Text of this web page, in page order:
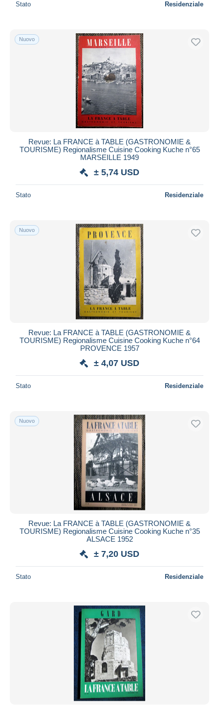
Stato Residenziale
Nuovo
Revue: La FRANCE à TABLE (GASTRONOMIE &
TOURISME) Regionalisme Cuisine Cooking Kuche n°65
MARSEILLE 1949
± 5,74 USD
Stato Residenziale
Nuovo
Revue: La FRANCE à TABLE (GASTRONOMIE &
TOURISME) Regionalisme Cuisine Cooking Kuche n°64
PROVENCE 1957
± 4,07 USD
Stato Residenziale
Nuovo
Revue: La FRANCE à TABLE (GASTRONOMIE &
TOURISME) Regionalisme Cuisine Cooking Kuche n°35
ALSACE 1952
± 7,20 USD
Stato Residenziale